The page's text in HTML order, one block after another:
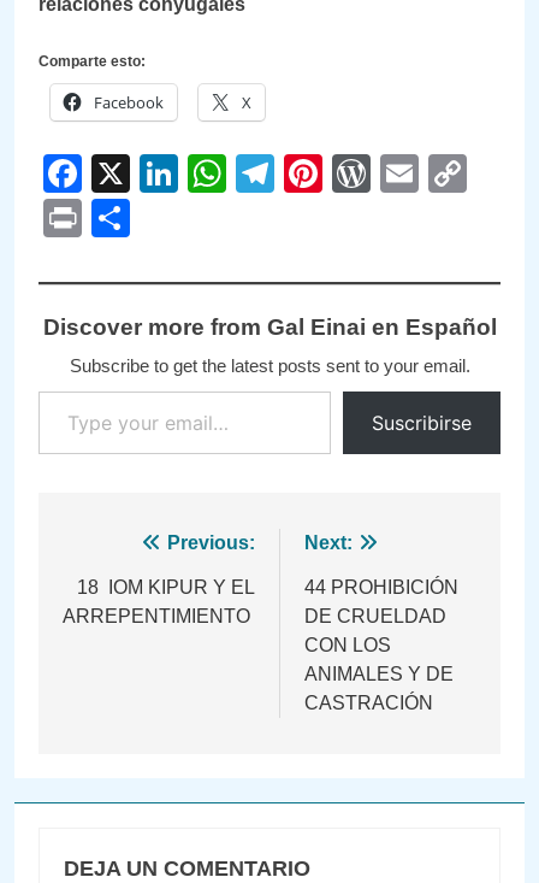
Comparte esto:
Facebook X
Facebook
X LinkedIn
WhatsApp
Telegram
Pinterest
Email
Print
Discover more from Gal Einai en Español
Subscribe to get the latest posts sent to your email.
Type your email…
Suscribirse
Navegación
de
Previous:
18 IOM KIPUR Y EL
ARREPENTIMIENTO
Next:
44 PROHIBICIÓN
DE CRUELDAD
CON LOS
ANIMALES Y DE
CASTRACIÓN
DEJA UN COMENTARIO